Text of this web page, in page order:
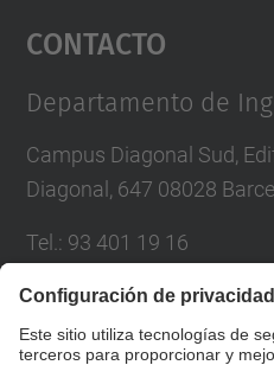
powered by
Contacto
Departamento de
Campus Diagonal Sud,
Diagonal, 647 08028
Tel. : 93 401 19 16
Correo:
Directorio UPC